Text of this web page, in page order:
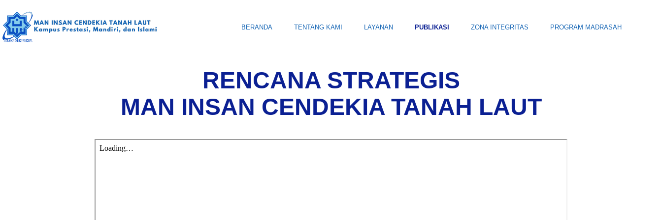
BERANDA TENTANG KAMI LAYANAN PUBLIKASI ZONA INTEGRITAS PROGRAM MADRASAH
RENCANA STRATEGIS
MAN INSAN CENDEKIA TANAH LAUT